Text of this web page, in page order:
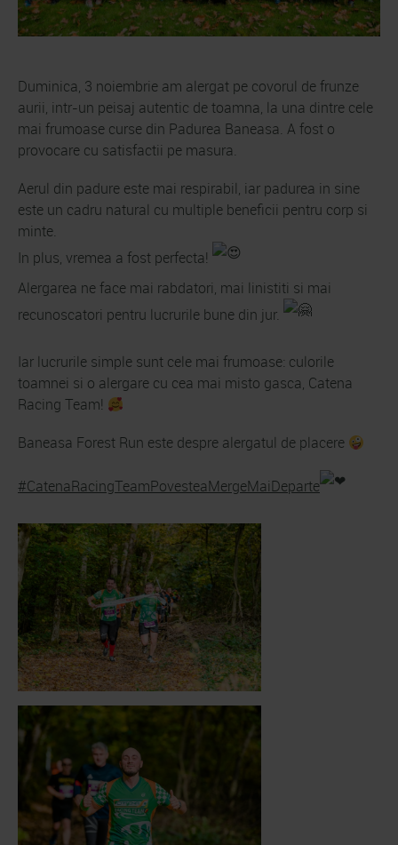
Duminica, 3 noiembrie am alergat pe covorul de frunze
aurii, intr-un peisaj autentic de toamna, la una dintre cele
mai frumoase curse din Padurea Baneasa. A fost o
provocare cu satisfactii pe masura.
Aerul din padure este mai respirabil, iar padurea in sine
este un cadru natural cu multiple beneficii pentru corp si
minte.
In plus, vremea a fost perfecta!
Alergarea ne face mai rabdatori, mai linistiti si mai
recunoscatori pentru lucrurile bune din jur.
Iar lucrurile simple sunt cele mai frumoase: culorile
toamnei si o alergare cu cea mai misto gasca, Catena
Racing Team!
Baneasa Forest Run este despre alergatul de placere
#CatenaRacingTeamPovesteaMergeMaiDeparte